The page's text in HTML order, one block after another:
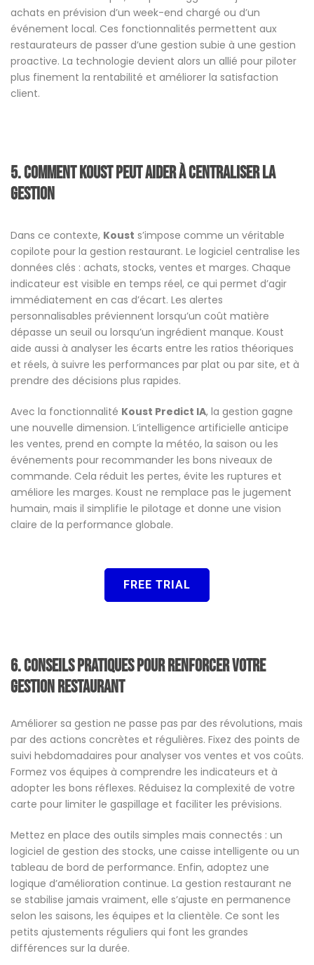
achats en prévision d’un week-end chargé ou d’un
événement local. Ces fonctionnalités permettent aux
restaurateurs de passer d’une gestion subie à une gestion
proactive. La technologie devient alors un allié pour piloter
plus finement la rentabilité et améliorer la satisfaction
client.
5. Comment Koust peut aider à centraliser la
gestion
Dans ce contexte, Koust s’impose comme un véritable
copilote pour la gestion restaurant. Le logiciel centralise les
données clés : achats, stocks, ventes et marges. Chaque
indicateur est visible en temps réel, ce qui permet d’agir
immédiatement en cas d’écart. Les alertes
personnalisables préviennent lorsqu’un coût matière
dépasse un seuil ou lorsqu’un ingrédient manque. Koust
aide aussi à analyser les écarts entre les ratios théoriques
et réels, à suivre les performances par plat ou par site, et à
prendre des décisions plus rapides.
Avec la fonctionnalité Koust Predict IA, la gestion gagne
une nouvelle dimension. L’intelligence artificielle anticipe
les ventes, prend en compte la météo, la saison ou les
événements pour recommander les bons niveaux de
commande. Cela réduit les pertes, évite les ruptures et
améliore les marges. Koust ne remplace pas le jugement
humain, mais il simplifie le pilotage et donne une vision
claire de la performance globale.
FREE TRIAL
6. Conseils pratiques pour renforcer votre
gestion restaurant
Améliorer sa gestion ne passe pas par des révolutions, mais
par des actions concrètes et régulières. Fixez des points de
suivi hebdomadaires pour analyser vos ventes et vos coûts.
Formez vos équipes à comprendre les indicateurs et à
adopter les bons réflexes. Réduisez la complexité de votre
carte pour limiter le gaspillage et faciliter les prévisions.
Mettez en place des outils simples mais connectés : un
logiciel de gestion des stocks, une caisse intelligente ou un
tableau de bord de performance. Enfin, adoptez une
logique d’amélioration continue. La gestion restaurant ne
se stabilise jamais vraiment, elle s’ajuste en permanence
selon les saisons, les équipes et la clientèle. Ce sont les
petits ajustements réguliers qui font les grandes
différences sur la durée.